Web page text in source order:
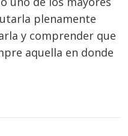
plenamente
y comprender que
aquella en donde